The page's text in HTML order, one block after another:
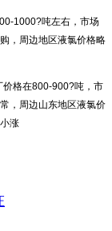
1000?吨左右，市场
，周边地区液氯价格略
格在800-900?吨，市
，周边山东地区液氯价
涨